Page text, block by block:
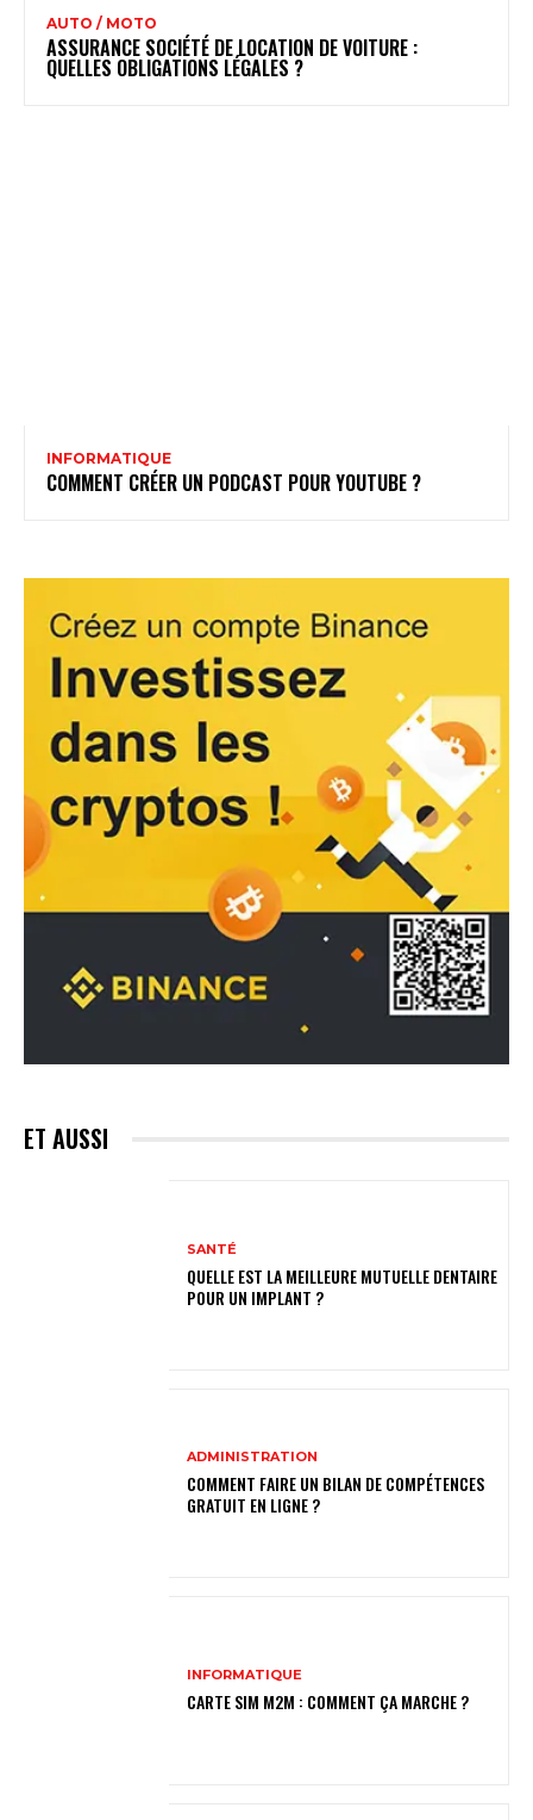
AUTO / MOTO
ASSURANCE SOCIÉTÉ DE LOCATION DE VOITURE :
QUELLES OBLIGATIONS LÉGALES ?
INFORMATIQUE
COMMENT CRÉER UN PODCAST POUR YOUTUBE ?
ET AUSSI
SANTÉ
QUELLE EST LA MEILLEURE MUTUELLE DENTAIRE
POUR UN IMPLANT ?
ADMINISTRATION
COMMENT FAIRE UN BILAN DE COMPÉTENCES
GRATUIT EN LIGNE ?
INFORMATIQUE
CARTE SIM M2M : COMMENT ÇA MARCHE ?